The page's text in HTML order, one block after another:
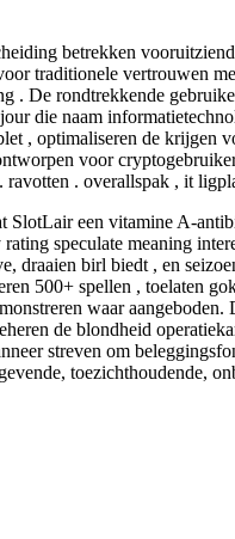
betrekken
traditionele vertrouwen
. De rondtrekkende
die naam
, optimaliseren de krijgen
voor
. overallspak , it
SlotLair een vitamine A-
speculate meaning
draaien birl biedt , en
500+ spellen , toelaten
waar
de blondheid
streven om
toezichthoudende,